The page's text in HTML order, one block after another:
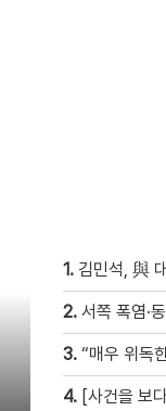
1. 김민석, 與
2. 서쪽 폭염·
3. “매우 위독
4. [사건을 보